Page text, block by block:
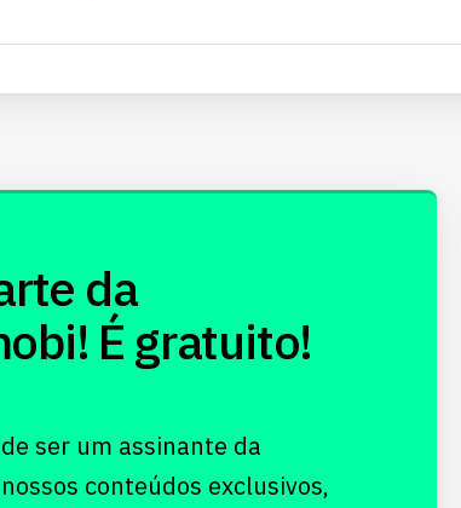
da
É gratuito!
ser um assinante da
conteúdos exclusivos,